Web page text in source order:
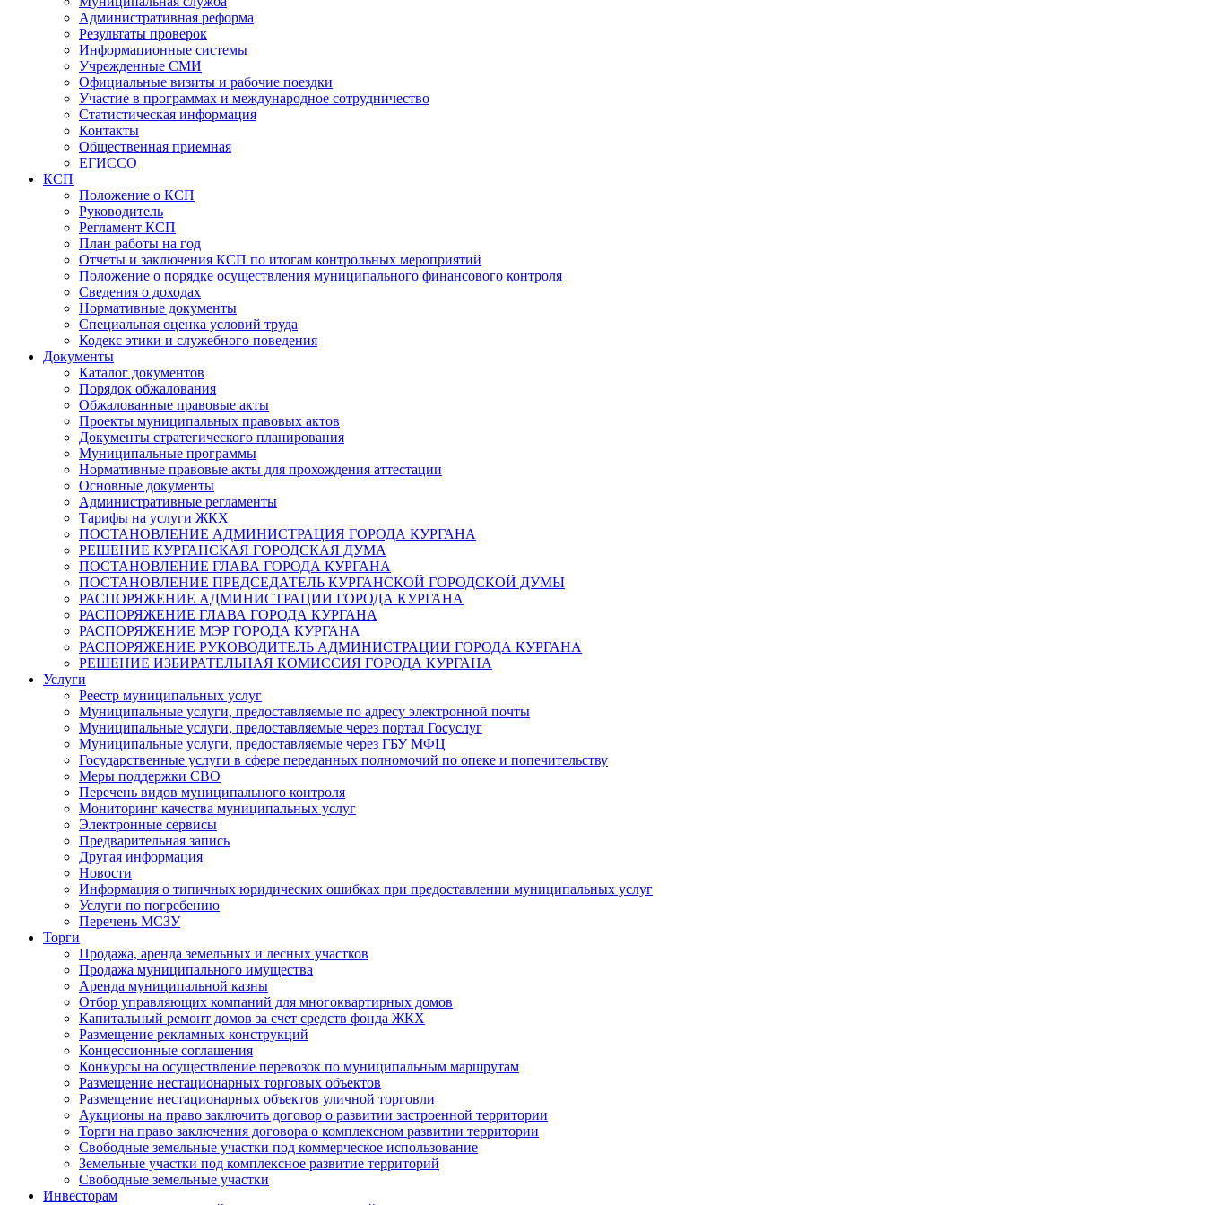
Административная реформа
Результаты проверок
Информационные системы
Учрежденные СМИ
Официальные визиты и рабочие поездки
Участие в программах и международное сотрудничество
Статистическая информация
Контакты
Общественная приемная
ЕГИССО
КСП
Положение о КСП
Руководитель
Регламент КСП
План работы на год
Отчеты и заключения КСП по итогам контрольных мероприятий
Положение о порядке осуществления муниципального финансового контроля
Сведения о доходах
Нормативные документы
Специальная оценка условий труда
Кодекс этики и служебного поведения
Документы
Каталог документов
Порядок обжалования
Обжалованные правовые акты
Проекты муниципальных правовых актов
Документы стратегического планирования
Муниципальные программы
Нормативные правовые акты для прохождения аттестации
Основные документы
Административные регламенты
Тарифы на услуги ЖКХ
ПОСТАНОВЛЕНИЕ АДМИНИСТРАЦИЯ ГОРОДА КУРГАНА
РЕШЕНИЕ КУРГАНСКАЯ ГОРОДСКАЯ ДУМА
ПОСТАНОВЛЕНИЕ ГЛАВА ГОРОДА КУРГАНА
ПОСТАНОВЛЕНИЕ ПРЕДСЕДАТЕЛЬ КУРГАНСКОЙ ГОРОДСКОЙ ДУМЫ
РАСПОРЯЖЕНИЕ АДМИНИСТРАЦИИ ГОРОДА КУРГАНА
РАСПОРЯЖЕНИЕ ГЛАВА ГОРОДА КУРГАНА
РАСПОРЯЖЕНИЕ МЭР ГОРОДА КУРГАНА
РАСПОРЯЖЕНИЕ РУКОВОДИТЕЛЬ АДМИНИСТРАЦИИ ГОРОДА КУРГАНА
РЕШЕНИЕ ИЗБИРАТЕЛЬНАЯ КОМИССИЯ ГОРОДА КУРГАНА
Услуги
Реестр муниципальных услуг
Муниципальные услуги, предоставляемые по адресу электронной почты
Муниципальные услуги, предоставляемые через портал Госуслуг
Муниципальные услуги, предоставляемые через ГБУ МФЦ
Государственные услуги в сфере переданных полномочий по опеке и попечительству
Меры поддержки СВО
Перечень видов муниципального контроля
Мониторинг качества муниципальных услуг
Электронные сервисы
Предварительная запись
Другая информация
Новости
Информация о типичных юридических ошибках при предоставлении муниципальных услуг
Услуги по погребению
Перечень МСЗУ
Торги
Продажа, аренда земельных и лесных участков
Продажа муниципального имущества
Аренда муниципальной казны
Отбор управляющих компаний для многоквартирных домов
Капитальный ремонт домов за счет средств фонда ЖКХ
Размещение рекламных конструкций
Концессионные соглашения
Конкурсы на осуществление перевозок по муниципальным маршрутам
Размещение нестационарных торговых объектов
Размещение нестационарных объектов уличной торговли
Аукционы на право заключить договор о развитии застроенной территории
Торги на право заключения договора о комплексном развитии территории
Свободные земельные участки под коммерческое использование
Земельные участки под комплексное развитие территорий
Свободные земельные участки
Инвесторам